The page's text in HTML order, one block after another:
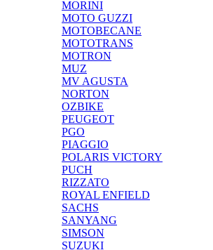
MORINI
MOTO GUZZI
MOTOBECANE
MOTOTRANS
MOTRON
MUZ
MV AGUSTA
NORTON
OZBIKE
PEUGEOT
PGO
PIAGGIO
POLARIS VICTORY
PUCH
RIZZATO
ROYAL ENFIELD
SACHS
SANYANG
SIMSON
SUZUKI